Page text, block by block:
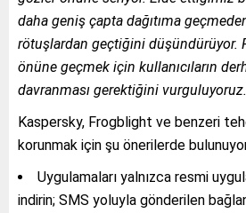
daha geniş çapta dağıtıma
rötuşlardan geçtiğini düşündürüyor.
önüne geçmek için kullanıcıların
davranması gerektiğini
Kaspersky, Frogblight ve benzeri
korunmak için şu önerilerde
Uygulamaları yalnızca resmi
indirin; SMS yoluyla gönderilen